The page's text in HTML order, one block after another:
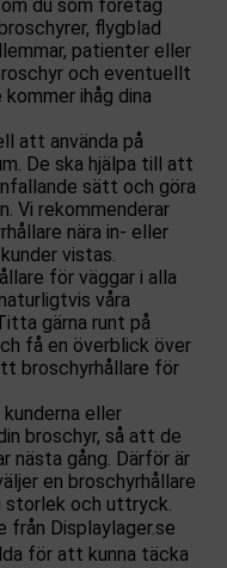
du som företag
flygblad
patienter eller
och eventuellt
ihåg dina
att använda på
De ska hjälpa till att
sätt och göra
Vi rekommenderar
nära in- eller
vistas.
för väggar i alla
våra
gärna runt på
få en överblick över
broschyrhållare för
eller
broschyr, så att de
nästa gång. Därför är
en broschyrhållare
storlek och uttryck.
från Displaylager.se
för att kunna täcka